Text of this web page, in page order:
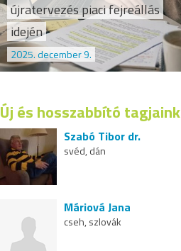
újratervezés piaci fejreállás
idején
2025. december 9.
Új és hosszabbító tagjaink
Szabó Tibor dr.
svéd, dán
Máriová Jana
cseh, szlovák